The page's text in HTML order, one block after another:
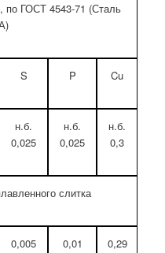
по ГОСТ 4543-71 (Сталь
S P Cu
н.б.
0,025
н.б.
0,025
н.б.
0,3
слитка
0,005 0,01 0,29